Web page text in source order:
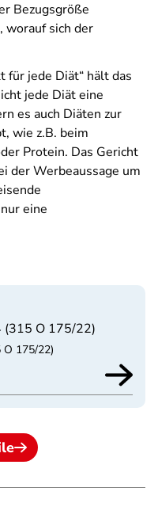
Bezugsgröße
worauf sich der
für jede Diät“ hält das
jede Diät eine
es auch Diäten zur
wie z.B. beim
Protein. Das Gericht
der Werbeaussage um
eine
(315 O 175/22)
O 175/22)